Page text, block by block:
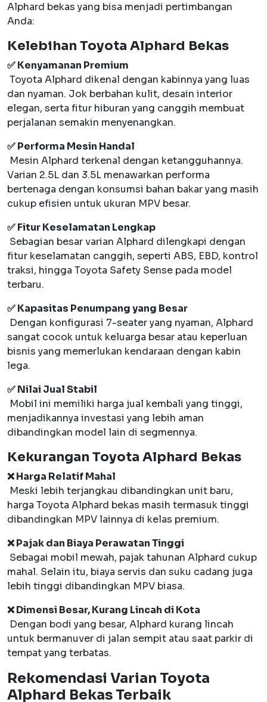
Alphard bekas yang bisa menjadi pertimbangan
Anda:
Kelebihan Toyota Alphard Bekas
✅ Kenyamanan Premium
Toyota Alphard dikenal dengan kabinnya yang luas
dan nyaman. Jok berbahan kulit, desain interior
elegan, serta fitur hiburan yang canggih membuat
perjalanan semakin menyenangkan.
✅ Performa Mesin Handal
Mesin Alphard terkenal dengan ketangguhannya.
Varian 2.5L dan 3.5L menawarkan performa
bertenaga dengan konsumsi bahan bakar yang masih
cukup efisien untuk ukuran MPV besar.
✅ Fitur Keselamatan Lengkap
Sebagian besar varian Alphard dilengkapi dengan
fitur keselamatan canggih, seperti ABS, EBD, kontrol
traksi, hingga Toyota Safety Sense pada model
terbaru.
✅ Kapasitas Penumpang yang Besar
Dengan konfigurasi 7-seater yang nyaman, Alphard
sangat cocok untuk keluarga besar atau keperluan
bisnis yang memerlukan kendaraan dengan kabin
lega.
✅ Nilai Jual Stabil
Mobil ini memiliki harga jual kembali yang tinggi,
menjadikannya investasi yang lebih aman
dibandingkan model lain di segmennya.
Kekurangan Toyota Alphard Bekas
❌ Harga Relatif Mahal
Meski lebih terjangkau dibandingkan unit baru,
harga Toyota Alphard bekas masih termasuk tinggi
dibandingkan MPV lainnya di kelas premium.
❌ Pajak dan Biaya Perawatan Tinggi
Sebagai mobil mewah, pajak tahunan Alphard cukup
mahal. Selain itu, biaya servis dan suku cadang juga
lebih tinggi dibandingkan MPV biasa.
❌ Dimensi Besar, Kurang Lincah di Kota
Dengan bodi yang besar, Alphard kurang lincah
untuk bermanuver di jalan sempit atau saat parkir di
tempat yang terbatas.
Rekomendasi Varian Toyota
Alphard Bekas Terbaik